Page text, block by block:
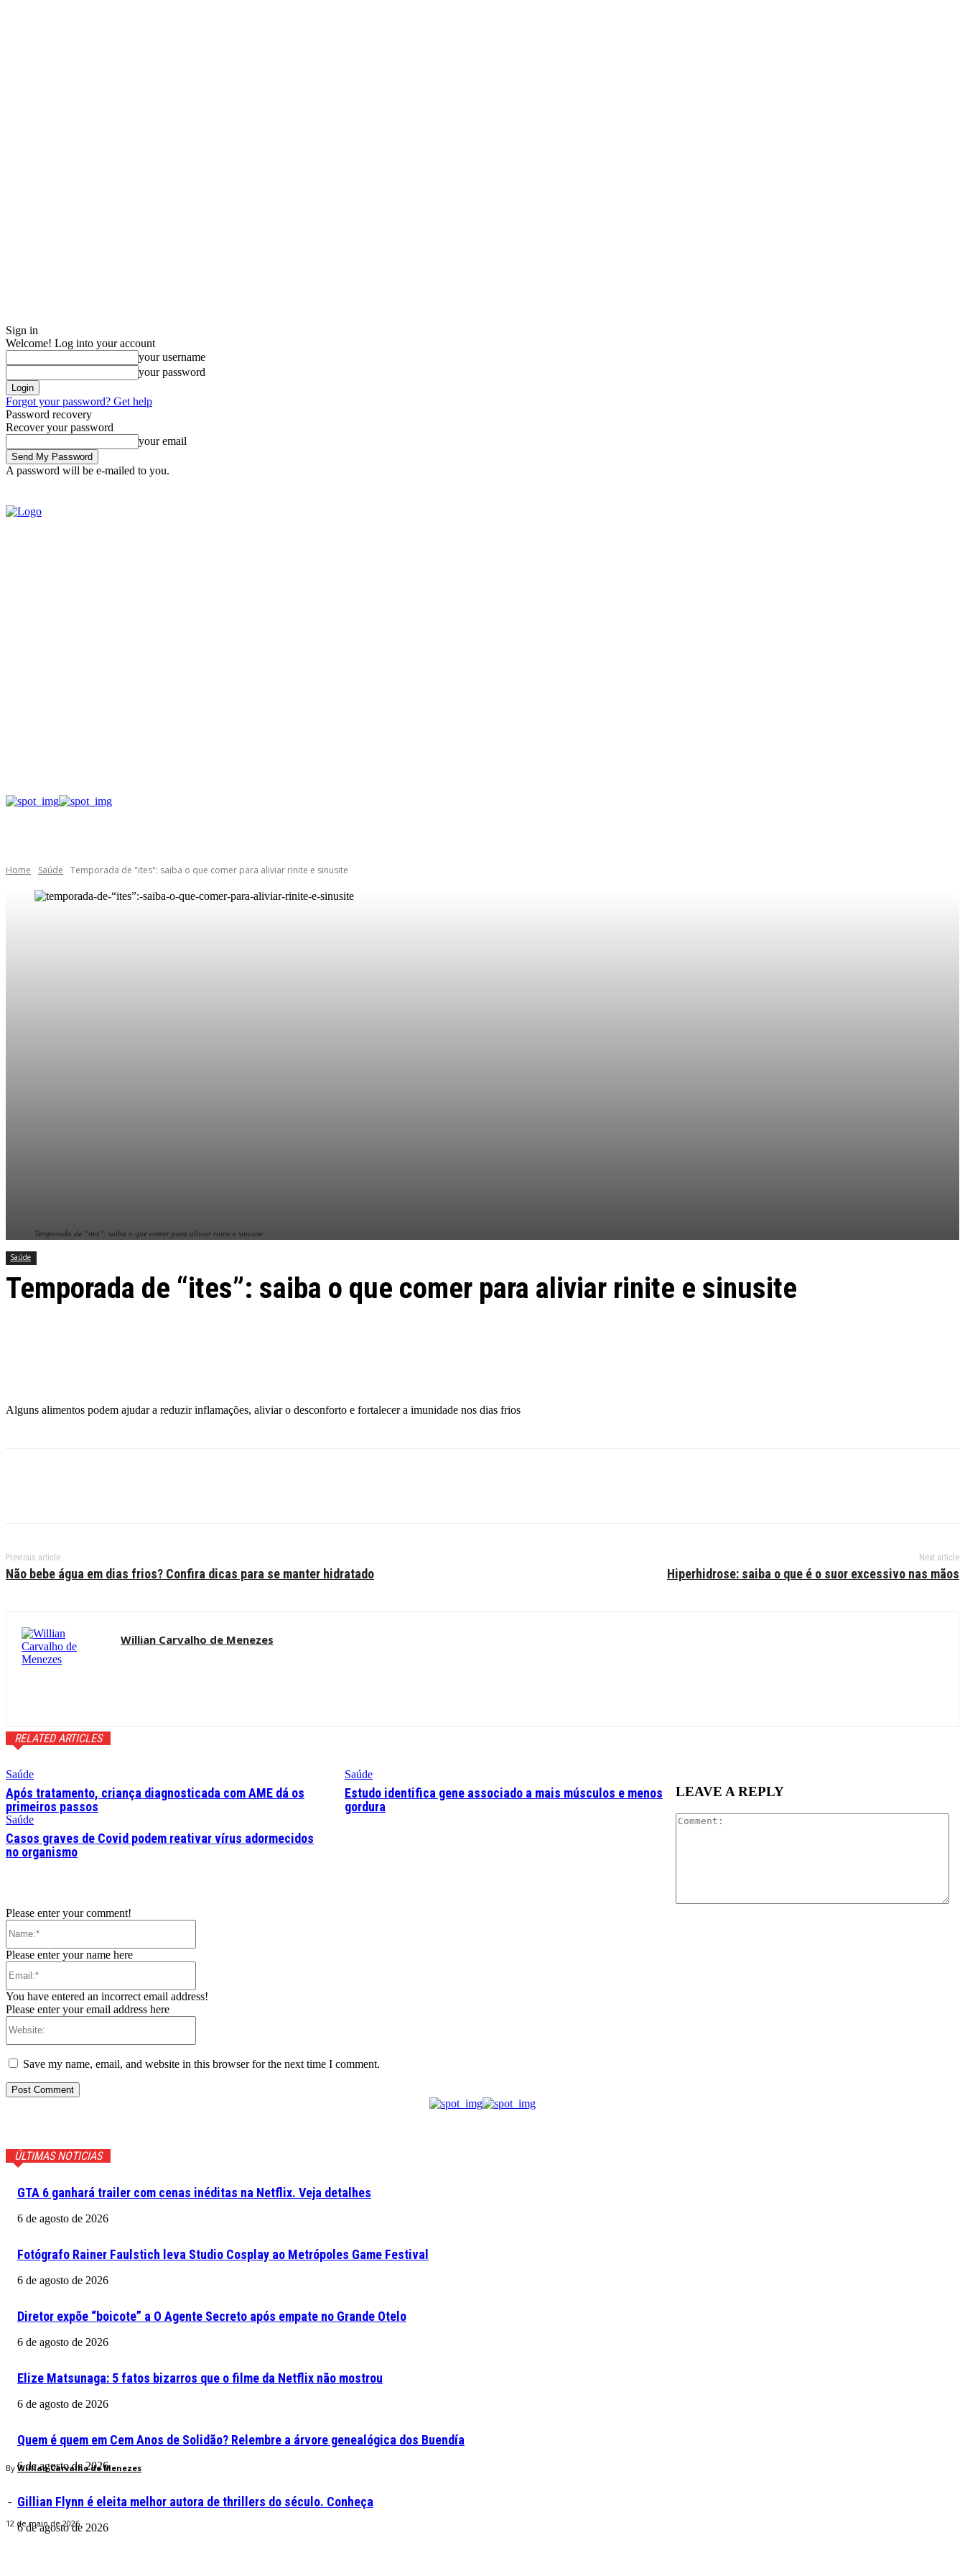
Sign in
Welcome! Log into your account
your username
your password
Forgot your password? Get help
Password recovery
Recover your password
your email
A password will be e-mailed to you.
Home Saúde Temporada de "ites": saiba o que comer para aliviar rinite e sinusite
Temporada de “ites”: saiba o que comer para aliviar rinite e sinusite
Saúde
Temporada de “ites”: saiba o que comer para aliviar rinite e sinusite
By Willian Carvalho de Menezes
-
12 de maio de 2026
Alguns alimentos podem ajudar a reduzir inflamações, aliviar o desconforto e fortalecer a imunidade nos dias frios
Previous article
Não bebe água em dias frios? Confira dicas para se manter hidratado
Next article
Hiperhidrose: saiba o que é o suor excessivo nas mãos
Willian Carvalho de Menezes
RELATED ARTICLES
Saúde
Após tratamento, criança diagnosticada com AME dá os
primeiros passos
Saúde
Estudo identifica gene associado a mais músculos e menos
gordura
Saúde
Casos graves de Covid podem reativar vírus adormecidos
no organismo
LEAVE A REPLY
Please enter your comment!
Please enter your name here
You have entered an incorrect email address!
Please enter your email address here
Save my name, email, and website in this browser for the next time I comment.
ÚLTIMAS NOTICIAS
GTA 6 ganhará trailer com cenas inéditas na Netflix. Veja detalhes
6 de agosto de 2026
Fotógrafo Rainer Faulstich leva Studio Cosplay ao Metrópoles Game Festival
6 de agosto de 2026
Diretor expõe “boicote” a O Agente Secreto após empate no Grande Otelo
6 de agosto de 2026
Elize Matsunaga: 5 fatos bizarros que o filme da Netflix não mostrou
6 de agosto de 2026
Quem é quem em Cem Anos de Solidão? Relembre a árvore genealógica dos Buendía
6 de agosto de 2026
Gillian Flynn é eleita melhor autora de thrillers do século. Conheça
6 de agosto de 2026